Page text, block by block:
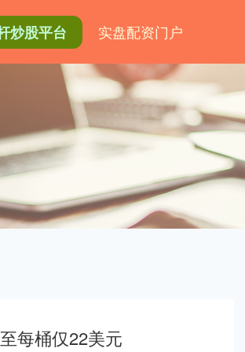
炒股平台 实盘配资门户
每桶仅22美元